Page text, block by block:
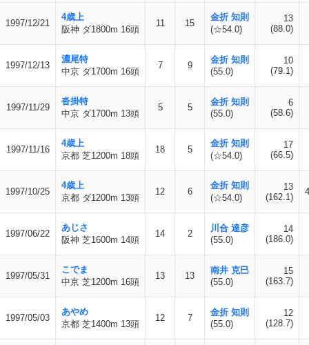
1997/12/21
4歳上
阪神 ダ1800m 16頭
11 15
金折 知則
(☆54.0)
13
(88.0)
1997/12/13
濃尾特
中京 ダ1700m 16頭
7 9
金折 知則
(55.0)
10
(79.1)
1997/11/29
沓掛特
中京 ダ1700m 13頭
5 5
金折 知則
(55.0)
6
(58.6)
1997/11/16
4歳上
京都 芝1200m 18頭
18 5
金折 知則
(☆54.0)
17
(66.5)
1997/10/25
4歳上
京都 ダ1200m 13頭
12 6
金折 知則
(☆54.0)
13
(162.1)
1997/06/22
あじさ
阪神 芝1600m 14頭
14 2
川合 達彦
(55.0)
14
(186.0)
1997/05/31
こでま
中京 芝1200m 16頭
13 13
南井 克巳
(55.0)
15
(163.7)
1997/05/03
あやめ
京都 芝1400m 13頭
12 7
金折 知則
(55.0)
12
(128.7)